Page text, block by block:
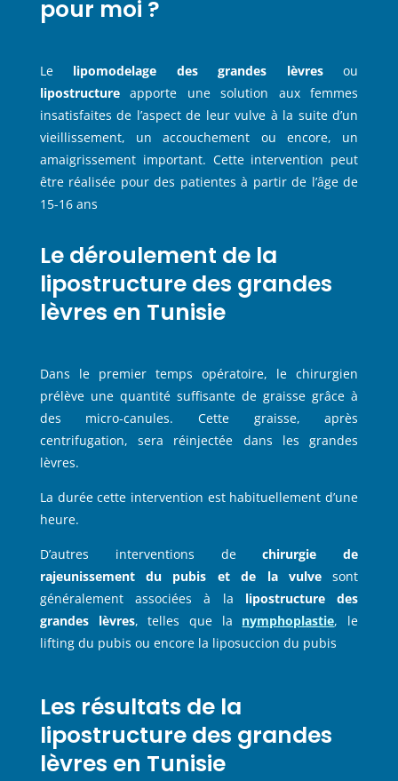
pour moi ?
Le lipomodelage des grandes lèvresou
lipostructureapporte une solution aux femmes
insatisfaites de l’aspect de leur vulve à la suite d’un
vieillissement, un accouchement ou encore, un
amaigrissement important. Cette intervention peut
être réalisée pour des patientes à partir de l’âge de
15-16 ans
Le déroulement de la
lipostructure des grandes
lèvres en Tunisie
Dans le premier temps opératoire, le chirurgien
prélève une quantité suffisante de graisse grâce à
des micro-canules. Cette graisse, après
centrifugation, sera réinjectée dans les grandes
lèvres.
La durée cette intervention est habituellement d’une
heure.
D’autres interventions dechirurgie de
rajeunissement du pubis et de la vulvesont
généralement associées à la lipostructure des
grandes lèvres, telles que la nymphoplastie, le
lifting du pubis ou encore la liposuccion du pubis
Les résultats de la
lipostructure des grandes
lèvres en Tunisie